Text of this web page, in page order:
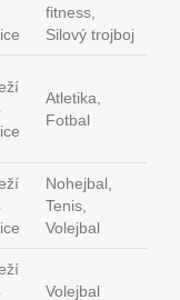
fitness,
Silový trojboj
Atletika,
Fotbal
Nohejbal,
Tenis,
Volejbal
Volejbal